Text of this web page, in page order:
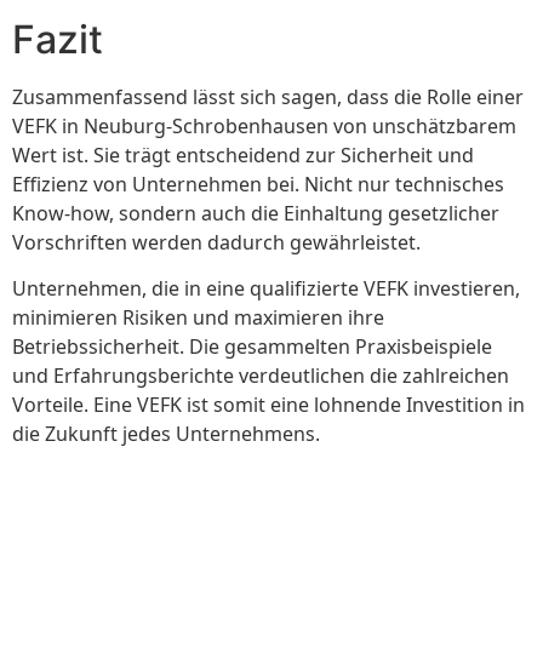
Fazit
Zusammenfassend lässt sich sagen, dass die Rolle einer
VEFK in Neuburg-Schrobenhausen von unschätzbarem
Wert ist. Sie trägt entscheidend zur Sicherheit und
Effizienz von Unternehmen bei. Nicht nur technisches
Know-how, sondern auch die Einhaltung gesetzlicher
Vorschriften werden dadurch gewährleistet.
Unternehmen, die in eine qualifizierte VEFK investieren,
minimieren Risiken und maximieren ihre
Betriebssicherheit. Die gesammelten Praxisbeispiele
und Erfahrungsberichte verdeutlichen die zahlreichen
Vorteile. Eine VEFK ist somit eine lohnende Investition in
die Zukunft jedes Unternehmens.